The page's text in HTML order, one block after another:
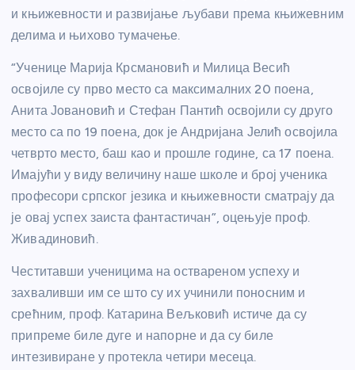
и књижевности и развијање љубави према књижевним
делима и њихово тумачење.
“Ученице Марија Крсмановић и Милица Весић
освојиле су прво место са максималних 20 поена,
Анита Јовановић и Стефан Пантић освојили су друго
место са по 19 поена, док је Андријана Јелић освојила
четврто место, баш као и прошле године, са 17 поена.
Имајући у виду величину наше школе и број ученика
професори српског језика и књижевности сматрају да
је овај успех заиста фантастичан”, оцењује проф.
Живадиновић.
Честитавши ученицима на оствареном успеху и
захваливши им се што су их учинили поносним и
срећним, проф. Катарина Вељковић истиче да су
припреме биле дуге и напорне и да су биле
интезивиране у протекла четири месеца.